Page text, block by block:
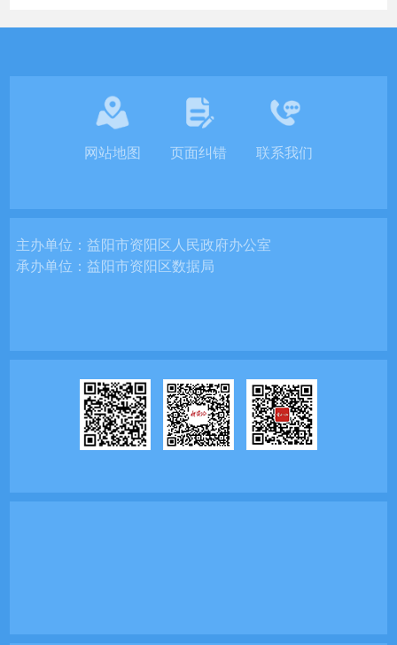
网站地图 页面纠错 联系我们
主办单位：益阳市资阳区人民政府办公室
承办单位：益阳市资阳区数据局